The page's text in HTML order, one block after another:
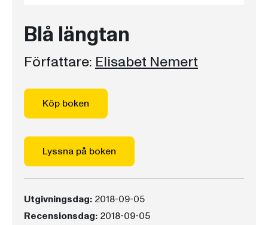
Blå längtan
Författare: Elisabet Nemert
Köp boken
Lyssna på boken
Utgivningsdag: 2018-09-05
Recensionsdag: 2018-09-05